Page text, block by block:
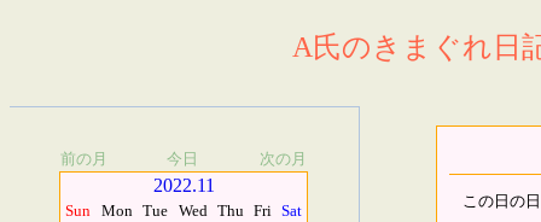
A氏のきまぐれ日
前の月 今日 次の月
2022.11
Sun Mon Tue Wed Thu Fri Sat
この日の